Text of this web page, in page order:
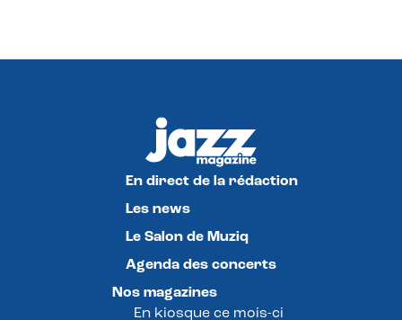
En direct de la rédaction
Les news
Le Salon de Muziq
Agenda des concerts
Nos magazines
En kiosque ce mois-ci